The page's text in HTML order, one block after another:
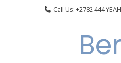
Call Us: +2782 444 YEAH